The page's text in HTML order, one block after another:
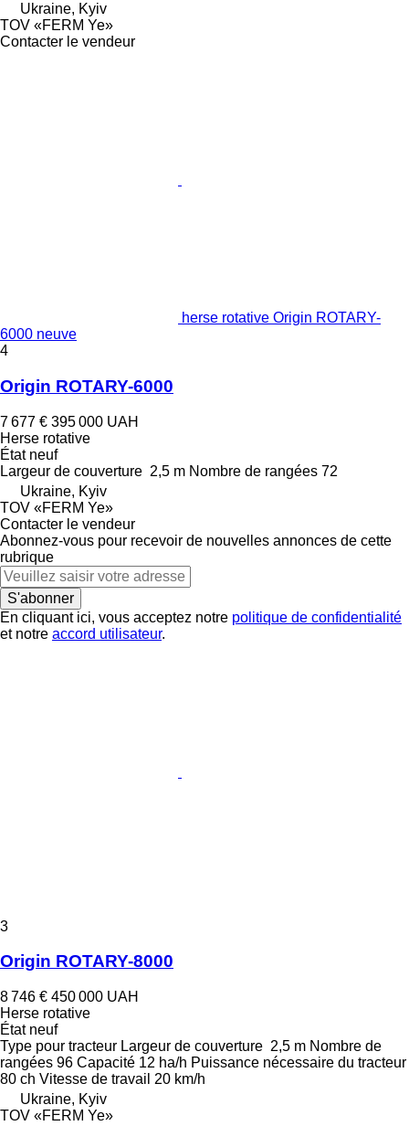
Ukraine, Kyiv
TOV «FERM Ye»
Contacter le vendeur
herse rotative Origin ROTARY-
6000 neuve
4
Origin ROTARY-6000
7 677 € 395 000 UAH
Herse rotative
Étatneuf
Largeur de couverture 2,5 m Nombre de rangées 72
Ukraine, Kyiv
TOV «FERM Ye»
Contacter le vendeur
Abonnez-vous pour recevoir de nouvelles annonces de cette
rubrique
S'abonner
En cliquant ici, vous acceptez notre politique de confidentialité
et notre accord utilisateur.
3
Origin ROTARY-8000
8 746 € 450 000 UAH
Herse rotative
Étatneuf
Type pour tracteur Largeur de couverture 2,5 m Nombre de
rangées 96 Capacité 12 ha/h Puissance nécessaire du tracteur
80 ch Vitesse de travail 20 km/h
Ukraine, Kyiv
TOV «FERM Ye»